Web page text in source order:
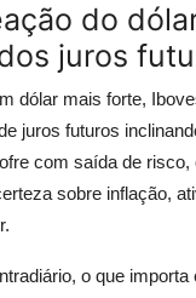
do
juros
dólar mais forte,
juros futuros
com saída de risco,
sobre inflação,
o que importa